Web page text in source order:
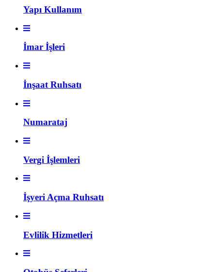
Yapı Kullanım
İmar İşleri
İnşaat Ruhsatı
Numarataj
Vergi İşlemleri
İşyeri Açma Ruhsatı
Evlilik Hizmetleri